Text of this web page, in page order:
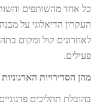
כל אחד מהשותפים
העקרון הדיאלוגי על
לאחרונים קול ומקום
פעילים.
מהן הסדירויות
בהובלת תהליכים